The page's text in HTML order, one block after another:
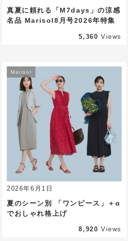
真夏に頼れる「M7days」の涼感
名品 Marisol8月号2026年特集
5,360 Views
2026年6月1日
Marisol
夏のシーン別 「ワンピース」＋α
でおしゃれ格上げ
8,920 Views